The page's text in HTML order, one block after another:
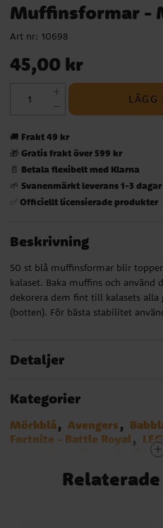
Muffinsformar -
Art nr: 10698
Pris: 45,00 kr
45,00 kr
LÄGG
🚚 Frakt 49 kr
🎁 Gratis frakt över 599 kr
📄 Betala flexibelt med Klarna
🌱 Svanenmärkt leverans 1-3 dagar
✅ Officiellt licensierade produkter
Beskrivning
50 st blå muffinsformar blir
kalaset. Baka muffins och använd
dekorera dem fint till kalasets alla
(botten). För bästa stabilitet
Detaljer
Kategorier
Mörkblå Avengers
Fortnite - Battle Royal
Emil i
Musse & Helium
Hot